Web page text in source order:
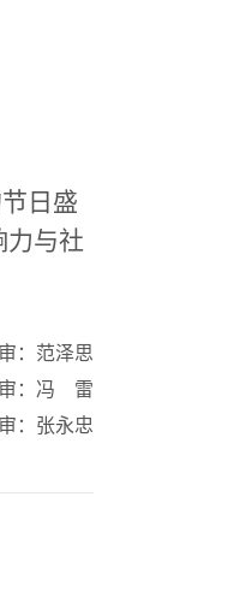
日盛
力与社
：范泽思
：冯 雷
：张永忠